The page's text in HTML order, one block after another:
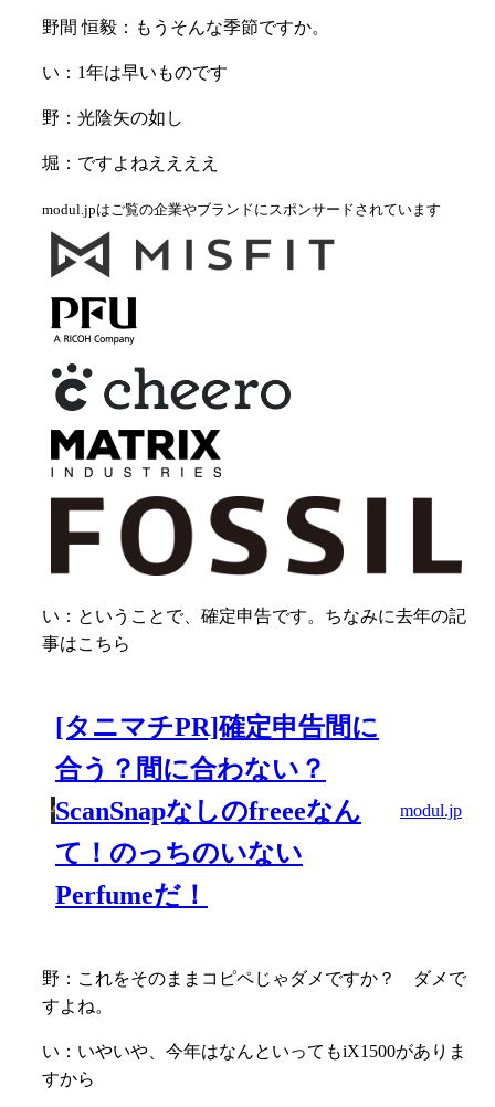
野間 恒毅：もうそんな季節ですか。
い：1年は早いものです
野：光陰矢の如し
堀：ですよねええええ
modul.jpはご覧の企業やブランドにスポンサードされています
い：ということで、確定申告です。ちなみに去年の記
事はこちら
[タニマチPR]確定申告間に
合う？間に合わない？
ScanSnapなしのfreeeなん
て！のっちのいない
Perfumeだ！
modul.jp
野：これをそのままコピペじゃダメですか？ ダメで
すよね。
い：いやいや、今年はなんといってもiX1500がありま
すから